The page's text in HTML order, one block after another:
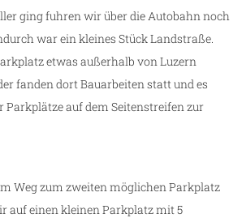
ging fuhren wir über die Autobahn noch
war ein kleines Stück Landstraße.
etwas außerhalb von Luzern
fanden dort Bauarbeiten statt und es
Parkplätze auf dem Seitenstreifen zur
Weg zum zweiten möglichen Parkplatz
auf einen kleinen Parkplatz mit 5